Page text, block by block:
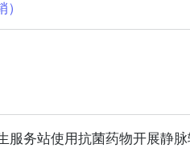
服务站使用抗菌药物开展静